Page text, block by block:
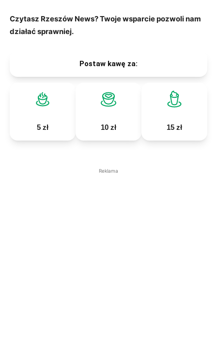
Czytasz Rzeszów News? Twoje wsparcie pozwoli nam
działać sprawniej.
Postaw kawę za:
5 zł 10 zł 15 zł
Reklama